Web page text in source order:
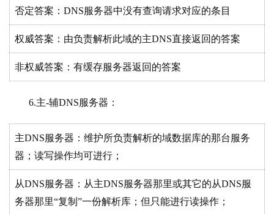
否定答案：DNS服务器中没有查询请求对应的条目
权威答案：由负责解析此域的主DNS直接返回的答案
非权威答案：有缓存服务器返回的答案
6.主-辅DNS服务器：
主DNS服务器：维护所负责解析的域数据库的那台服务
器；读写操作均可进行；
从DNS服务器：从主DNS服务器那里或其它的从DNS服
务器那里“复制”一份解析库；但只能进行读操作；